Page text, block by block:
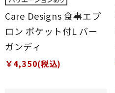
Care Designs 食事エプ
ロン ポケット付L バー
ガンディ
￥4,350(税込)